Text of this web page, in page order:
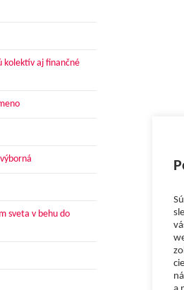
kolektív aj finančné
sveta v behu do